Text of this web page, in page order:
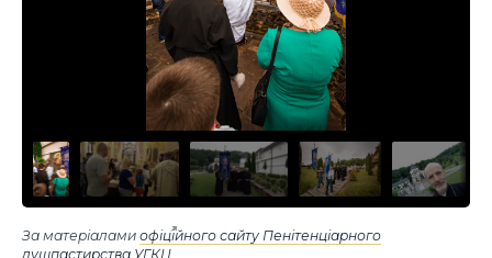
За матеріалами офіційного сайту Пенітенціарного
душпастирства УГКЦ